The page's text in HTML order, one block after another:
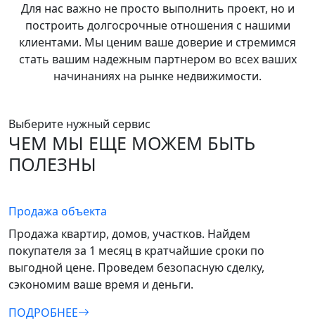
Для нас важно не просто выполнить проект, но и
построить долгосрочные отношения с нашими
клиентами. Мы ценим ваше доверие и стремимся
стать вашим надежным партнером во всех ваших
начинаниях на рынке недвижимости.
Выберите нужный сервис
ЧЕМ МЫ ЕЩЕ МОЖЕМ БЫТЬ
ПОЛЕЗНЫ
Продажа объекта
Продажа квартир, домов, участков. Найдем
покупателя за 1 месяц в кратчайшие сроки по
выгодной цене. Проведем безопасную сделку,
сэкономим ваше время и деньги.
ПОДРОБНЕЕ